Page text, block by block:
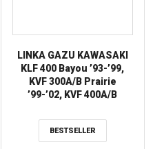
LINKA GAZU KAWASAKI
KLF 400 Bayou ’93-’99,
KVF 300A/B Prairie
’99-’02, KVF 400A/B
400C/D Prairie ’99-’02
ALL BALLS
BESTSELLER